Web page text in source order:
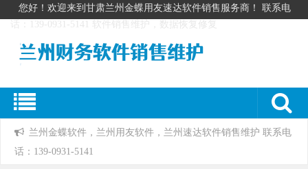
您好！欢迎来到甘肃兰州金蝶用友速达软件销售服务商！ 联系电
话：139-0931-5141 软件销售维护，数据恢复修复
兰州金蝶软件，兰州用友软件，兰州速达软件销售维护 联系电
话：139-0931-5141